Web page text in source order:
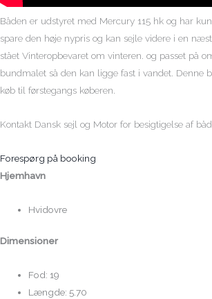
Båden er udstyret med Mercury 115 hk og har
spare den høje nypris og kan sejle videre i en
stået Vinteropbevaret om vinteren. og passet på
bundmalet så den kan ligge fast i vandet. Denne
køb til førstegangs køberen.
Kontakt Dansk sejl og Motor for besigtigelse af
Forespørg på booking
Hjemhavn
Hvidovre
Dimensioner
Fod: 19
Længde: 5.70